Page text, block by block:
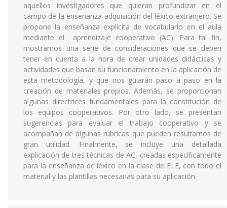
aquellos investigadores que quieran profundizar en el
campo de la enseñanza-adquisición del léxico extranjero. Se
propone la enseñanza explícita de vocabulario en el aula
mediante el aprendizaje cooperativo (AC). Para tal fin,
mostramos una serie de consideraciones que se deben
tener en cuenta a la hora de crear unidades didácticas y
actividades que basan su funcionamiento en la aplicación de
esta metodología, y que nos guiarán paso a paso en la
creación de materiales propios. Además, se proporcionan
algunas directrices fundamentales para la constitución de
los equipos cooperativos. Por otro lado, se presentan
sugerencias para evaluar el trabajo cooperativo y se
acompañan de algunas rúbricas que pueden resultarnos de
gran utilidad. Finalmente, se incluye una detallada
explicación de tres técnicas de AC, creadas específicamente
para la enseñanza de léxico en la clase de ELE, con todo el
material y las plantillas necesarias para su aplicación.